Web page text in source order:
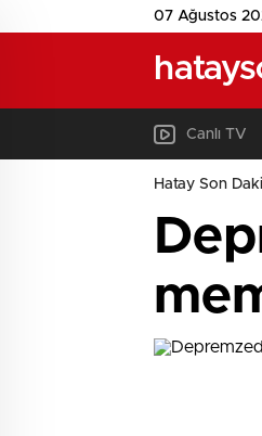
07 Ağustos
Canlı TV
Hatay Son